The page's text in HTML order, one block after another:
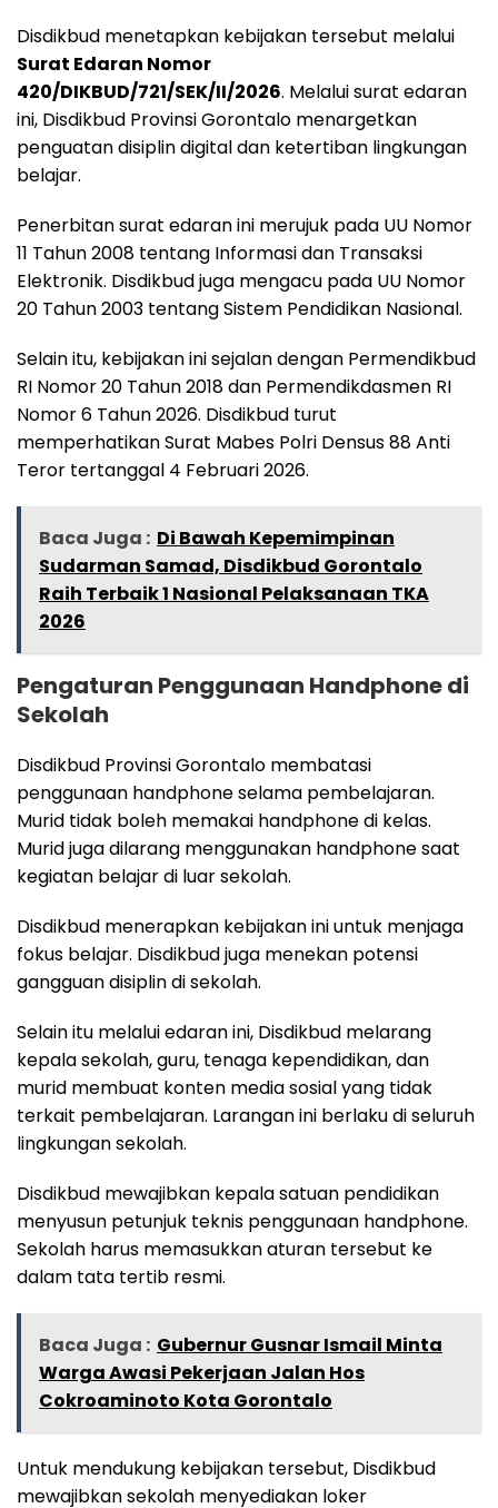
Disdikbud menetapkan kebijakan tersebut melalui
Surat Edaran Nomor
420/DIKBUD/721/SEK/II/2026. Melalui surat edaran
ini, Disdikbud Provinsi Gorontalo menargetkan
penguatan disiplin digital dan ketertiban lingkungan
belajar.
Penerbitan surat edaran ini merujuk pada UU Nomor
11 Tahun 2008 tentang Informasi dan Transaksi
Elektronik. Disdikbud juga mengacu pada UU Nomor
20 Tahun 2003 tentang Sistem Pendidikan Nasional.
Selain itu, kebijakan ini sejalan dengan Permendikbud
RI Nomor 20 Tahun 2018 dan Permendikdasmen RI
Nomor 6 Tahun 2026. Disdikbud turut
memperhatikan Surat Mabes Polri Densus 88 Anti
Teror tertanggal 4 Februari 2026.
Baca Juga : Di Bawah Kepemimpinan
Sudarman Samad, Disdikbud Gorontalo
Raih Terbaik 1 Nasional Pelaksanaan TKA
2026
Pengaturan Penggunaan Handphone di
Sekolah
Disdikbud Provinsi Gorontalo membatasi
penggunaan handphone selama pembelajaran.
Murid tidak boleh memakai handphone di kelas.
Murid juga dilarang menggunakan handphone saat
kegiatan belajar di luar sekolah.
Disdikbud menerapkan kebijakan ini untuk menjaga
fokus belajar. Disdikbud juga menekan potensi
gangguan disiplin di sekolah.
Selain itu melalui edaran ini, Disdikbud melarang
kepala sekolah, guru, tenaga kependidikan, dan
murid membuat konten media sosial yang tidak
terkait pembelajaran. Larangan ini berlaku di seluruh
lingkungan sekolah.
Disdikbud mewajibkan kepala satuan pendidikan
menyusun petunjuk teknis penggunaan handphone.
Sekolah harus memasukkan aturan tersebut ke
dalam tata tertib resmi.
Baca Juga : Gubernur Gusnar Ismail Minta
Warga Awasi Pekerjaan Jalan Hos
Cokroaminoto Kota Gorontalo
Untuk mendukung kebijakan tersebut, Disdikbud
mewajibkan sekolah menyediakan loker